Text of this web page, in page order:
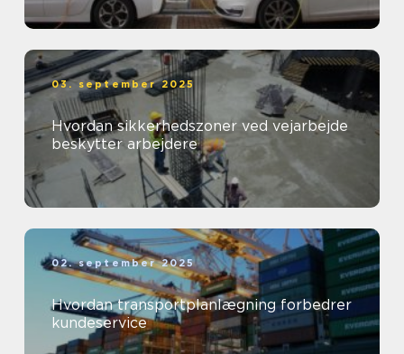
03. september 2025
Hvordan sikkerhedszoner ved vejarbejde
beskytter arbejdere
02. september 2025
Hvordan transportplanlægning forbedrer
kundeservice